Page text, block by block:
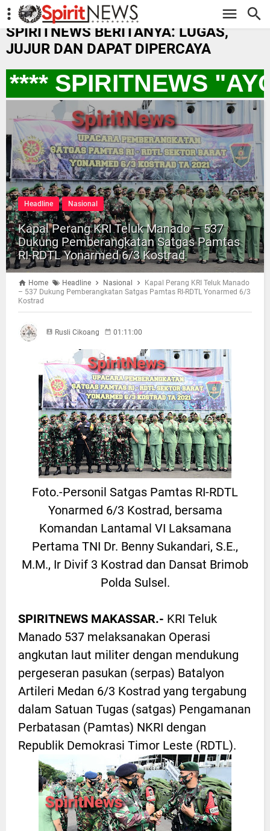
-->
SPIRITNEWS BERITANYA: LUGAS,
JUJUR DAN DAPAT DIPERCAYA
SPIRITNEWS "AYO
Headline Nasional
Kapal Perang KRI Teluk Manado – 537
Dukung Pemberangkatan Satgas Pamtas
RI-RDTL Yonarmed 6/3 Kostrad
Home Headline Nasional
Kapal Perang KRI Teluk Manado
– 537 Dukung Pemberangkatan Satgas Pamtas RI-RDTL Yonarmed 6/3
Kostrad
Rusli Cikoang 01:11:00
Foto.-Personil Satgas Pamtas RI-RDTL
Yonarmed 6/3 Kostrad, bersama
Komandan Lantamal VI Laksamana
Pertama TNI Dr. Benny Sukandari, S.E.,
M.M., Ir Divif 3 Kostrad dan Dansat Brimob
Polda Sulsel.
SPIRITNEWS MAKASSAR.- KRI Teluk
Manado 537 melaksanakan Operasi
angkutan laut militer dengan mendukung
pergeseran pasukan (serpas) Batalyon
Artileri Medan 6/3 Kostrad yang tergabung
dalam Satuan Tugas (satgas) Pengamanan
Perbatasan (Pamtas) NKRI dengan
Republik Demokrasi Timor Leste (RDTL).